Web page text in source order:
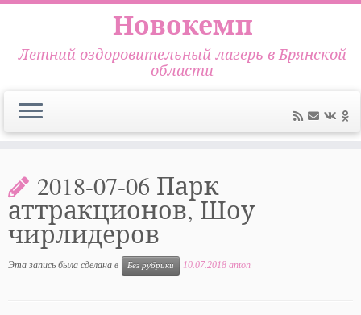
содержимому
Новокемп
Летний оздоровительный лагерь в Брянской
области
2018-07-06 Парк
аттракционов, Шоу
чирлидеров
Эта запись была сделана в Без рубрики 10.07.2018 anton